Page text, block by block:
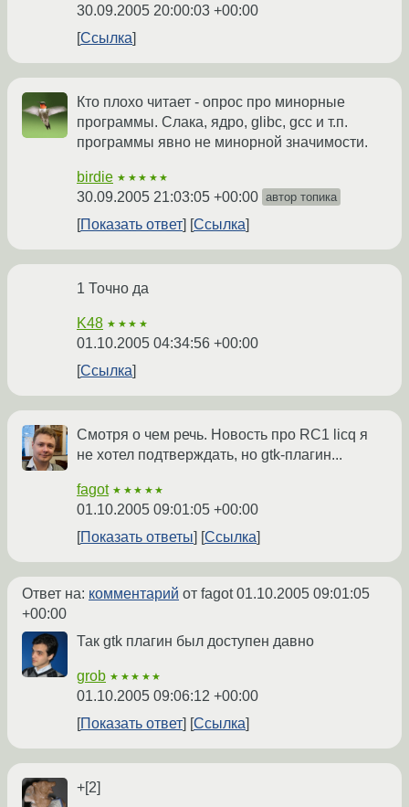
30.09.2005 20:00:03 +00:00
Ссылка
Кто плохо читает - опрос про минорные
программы. Слака, ядро, glibc, gcc и т.п.
программы явно не минорной значимости.
birdie ★★★★★
30.09.2005 21:03:05 +00:00 автор топика
Показать ответ Ссылка
1 Точно да
K48 ★★★★
01.10.2005 04:34:56 +00:00
Ссылка
Смотря о чем речь. Новость про RC1 licq я
не хотел подтверждать, но gtk-плагин...
fagot ★★★★★
01.10.2005 09:01:05 +00:00
Показать ответы
Ссылка
Ответ на: комментарий от fagot01.10.2005 09:01:05
+00:00
Так gtk плагин был доступен давно
grob ★★★★★
01.10.2005 09:06:12 +00:00
Показать ответ
Ссылка
+[2]